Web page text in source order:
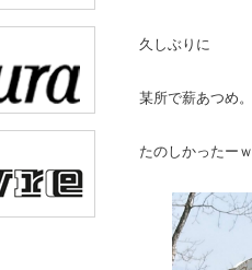
久しぶりに
某所で薪あつめ。
たのしかったーｗ